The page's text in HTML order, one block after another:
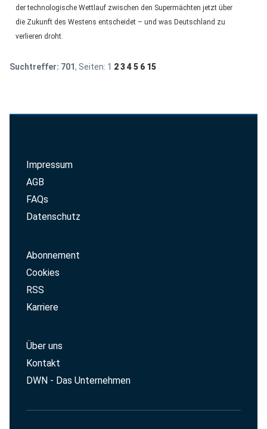
der technologische Wettlauf zwischen den Supermächten jetzt über
die Zukunft des Westens entscheidet – und was Deutschland zu
verlieren droht.
Suchtreffer: 701, Seiten: 1 2 3 4 5 6 15
Impressum
AGB
FAQs
Datenschutz
Abonnement
Cookies
RSS
Karriere
Über uns
Kontakt
DWN - Das Unternehmen